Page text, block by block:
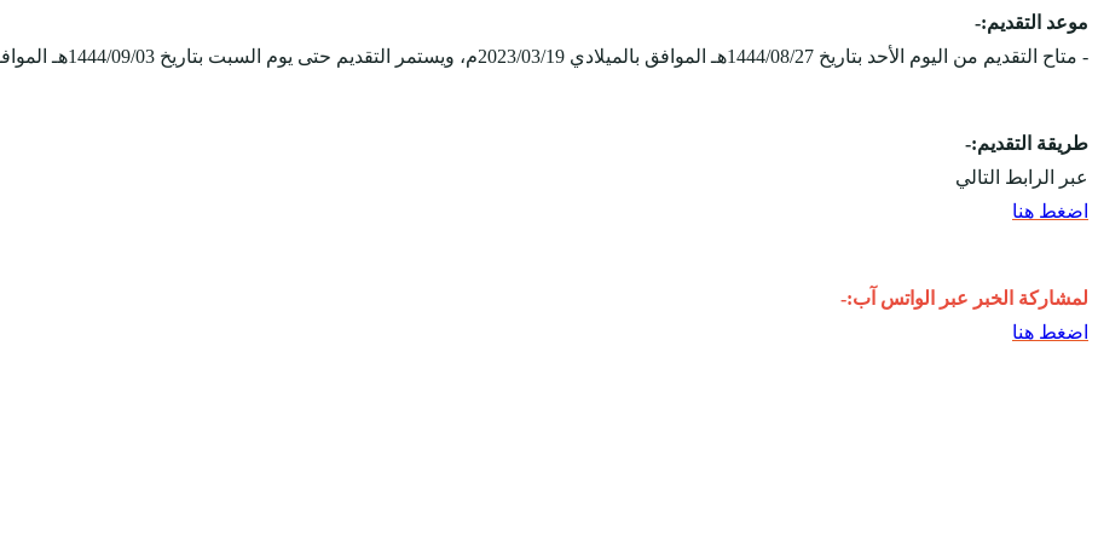
موعد التقديم:-
- متاح التقديم من اليوم الأحد بتاريخ 1444/08/27هـ الموافق بالميلادي 2023/03/19م، ويستمر التقديم حتى يوم السبت بتاريخ 1444/09/03هـ الموافق 2023/03/25م.
طريقة التقديم:-
عبر الرابط التالي
اضغط هنا
لمشاركة الخبر عبر الواتس آب:-
اضغط هنا